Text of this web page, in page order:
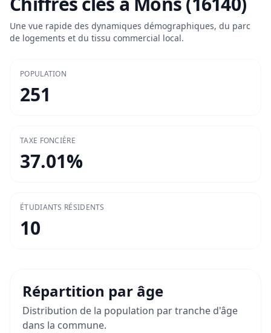
Une vue rapide des dynamiques démographiques, du parc
de logements et du tissu commercial local.
POPULATION
251
TAXE FONCIÈRE
37.01%
ÉTUDIANTS RÉSIDENTS
10
Répartition par âge
Distribution de la population par tranche d'âge
dans la commune.